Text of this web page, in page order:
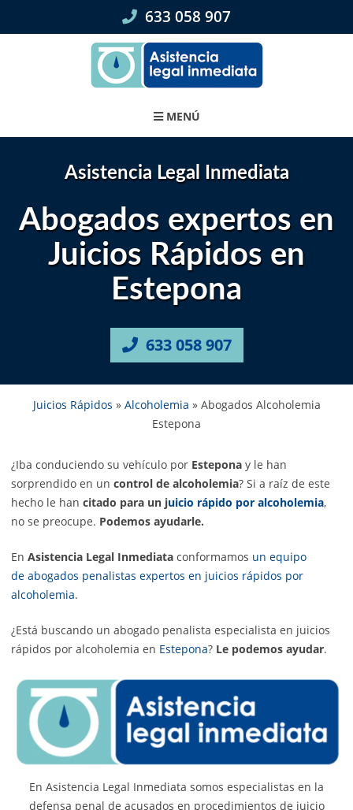
633 058 907
MENÚ
Asistencia Legal Inmediata
Abogados expertos en
Juicios Rápidos en
Estepona
633 058 907
Juicios Rápidos » Alcoholemia » Abogados Alcoholemia
Estepona
¿Iba conduciendo su vehículo por Estepona y le han
sorprendido en un control de alcoholemia? Si a raíz de este
hecho le han citado para un juicio rápido por alcoholemia,
no se preocupe. Podemos ayudarle.
En Asistencia Legal Inmediata conformamos un equipo
de abogados penalistas expertos en juicios rápidos por
alcoholemia.
¿Está buscando un abogado penalista especialista en juicios
rápidos por alcoholemia en Estepona? Le podemos ayudar.
En Asistencia Legal Inmediata somos especialistas en la
defensa penal de acusados en procedimientos de juicio